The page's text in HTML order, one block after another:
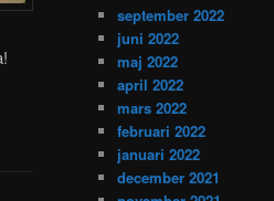
september 2022
juni 2022
maj 2022
april 2022
mars 2022
februari 2022
januari 2022
december 2021